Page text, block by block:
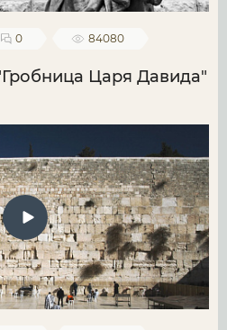
0 84080
Царя Давида"